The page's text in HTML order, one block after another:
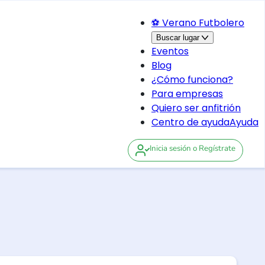
⚽ Verano Futbolero
Buscar lugar
Eventos
Blog
¿Cómo funciona?
Para empresas
Quiero ser anfitrión
Centro de ayudaAyuda
Inicia sesión o Regístrate